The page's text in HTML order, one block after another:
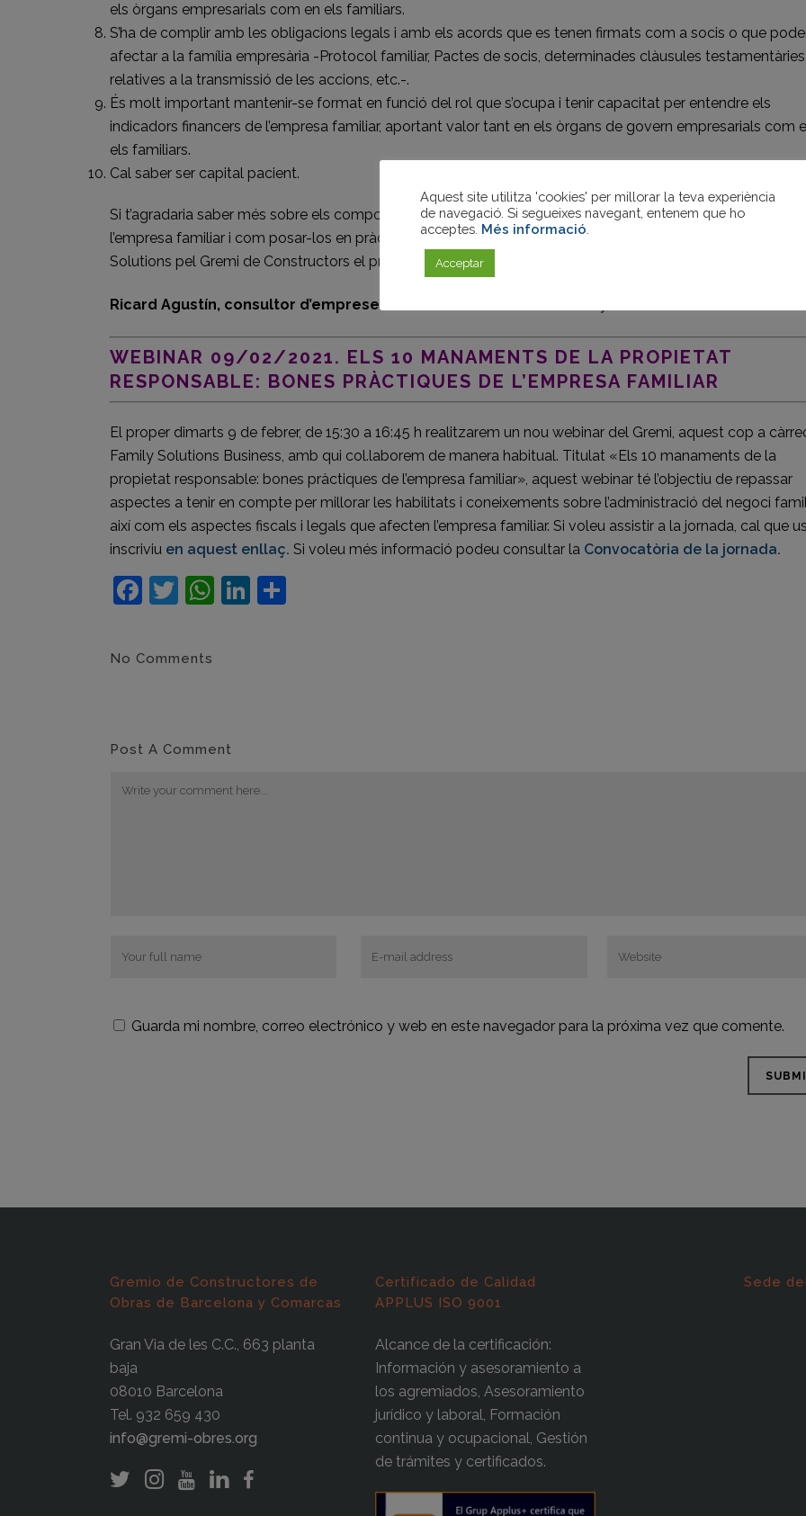
els òrgans empresarials com en els familiars.
S’ha de complir amb les obligacions legals i amb els acords que es tenen firmats com a socis o que
afectar a la família empresària -Protocol familiar, Pactes de socis, determinades clàusules testamentàries
relatives a la transmissió de les accions, etc.-.
És molt important mantenir-se format en funció del rol que s’ocupa i tenir capacitat per entendre els
indicadors financers de l’empresa familiar, aportant valor tant en els òrgans de govern empresarials com
els familiars.
Cal saber ser capital pacient.
Si t’agradaria saber més sobre els comportaments que cal complir per ser un bon propietari responsable
l’empresa familiar i com posar-los en pràctica, no et perdis la sessió que impartirem desde Family Business
Solutions pel Gremi de Constructors el pròxim 9 de febrer de 15:30h a 16h online. Inscriu-te!
Ricard Agustín, consultor d’empreses familiars I fundador de
WEBINAR 09/02/2021. ELS 10 MANAMENTS DE LA PROPIETAT
RESPONSABLE: BONES PRÀCTIQUES DE L’EMPRESA FAMILIAR
El proper dimarts 9 de febrer, de 15:30 a 16:45 h realitzarem un nou webinar del Gremi, aquest cop a
Family Solutions Business, amb qui col.laborem de manera habitual. Titulat «Els 10 manaments de la
propietat responsable: bones pràctiques de l’empresa familiar», aquest webinar té l’objectiu de repassar
aspectes a tenir en compte per millorar les habilitats i coneixements sobre l’administració del negoci
així com els aspectes fiscals i legals que afecten l’empresa familiar. Si voleu assistir a la jornada, cal que us
inscriviu en aquest enllaç. Si voleu més informació podeu consultar la Convocatòria de la jornada.
Facebook
Twitter
WhatsApp
LinkedIn
No Comments
Post A Comment
Guarda mi nombre, correo electrónico y web en este navegador para la próxima vez que comente.
Gremio de Constructores de
Obras de Barcelona y Comarcas
Gran Via de les C.C., 663 planta
baja
08010 Barcelona
Tel. 932 659 430
info@gremi-obres.org
Certificado de Calidad
APPLUS ISO 9001
Alcance de la certificación:
Información y asesoramiento a
los agremiados, Asesoramiento
jurídico y laboral, Formación
continua y ocupacional, Gestión
de trámites y certificados.
Sede
Aquest site utilitza 'cookies' per millorar la teva experiència
de navegació. Si segueixes navegant, entenem que ho
acceptes. Més informació
Acceptar